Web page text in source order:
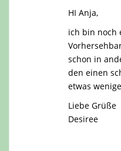
HI Anja,
ich bin noch
schon in
den einen
etwas
Liebe Grüße
Desiree